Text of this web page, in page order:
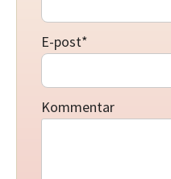
E-post*
Kommentar